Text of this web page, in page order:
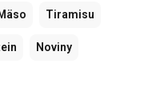
Tiramisu
Noviny